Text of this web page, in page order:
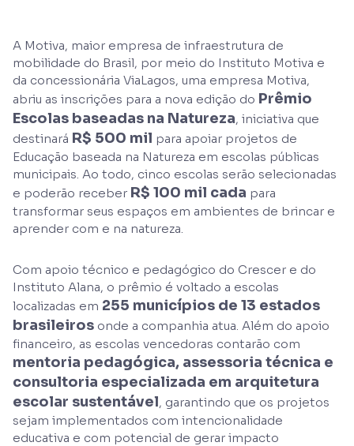
A Motiva, maior empresa de infraestrutura de
mobilidade do Brasil, por meio do Instituto Motiva e
da concessionária ViaLagos, uma empresa Motiva,
abriu as inscrições para a nova edição do Prêmio
Escolas baseadas na Natureza, iniciativa que
destinará R$ 500 mil para apoiar projetos de
Educação baseada na Natureza em escolas públicas
municipais. Ao todo, cinco escolas serão selecionadas
e poderão receber R$ 100 mil cada para
transformar seus espaços em ambientes de brincar e
aprender com e na natureza.
Com apoio técnico e pedagógico do Crescer e do
Instituto Alana, o prêmio é voltado a escolas
localizadas em 255 municípios de 13 estados
brasileiros onde a companhia atua. Além do apoio
financeiro, as escolas vencedoras contarão com
mentoria pedagógica, assessoria técnica e
consultoria especializada em arquitetura
escolar sustentável, garantindo que os projetos
sejam implementados com intencionalidade
educativa e com potencial de gerar impacto